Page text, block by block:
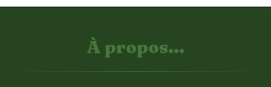
À propos...